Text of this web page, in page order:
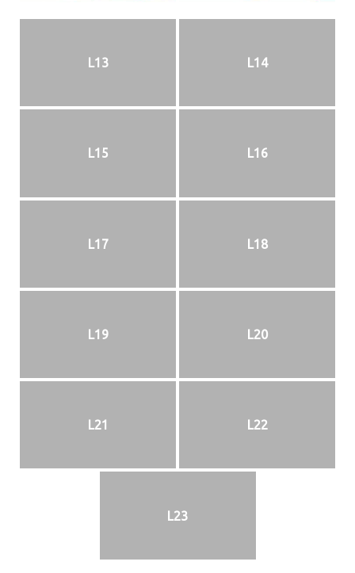
L13 L14
L15 L16
L17 L18
L19 L20
L21 L22
L23